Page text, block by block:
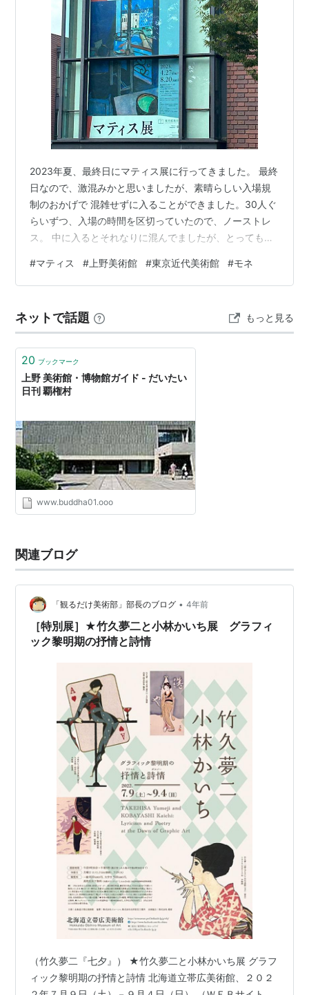
2023年夏、最終日にマティス展に行ってきました。 最終
日なので、激混みかと思いましたが、素晴らしい入場規
制のおかげで 混雑せずに入ることができました。30人ぐ
らいずつ、入場の時間を区切っていたので、ノーストレ
ス。 中に入るとそれなりに混んでましたが、とっても楽
ほとんどの展示が写真撮影オッケーでした！ オッケーな
フロアとNGのフロアがくっきり分かれていましたが、撮
ケーの標識がさりげないので、撮影してもいいフロアな
のかわからず、ドキドキしました。でも日本人特有の空
気を読む力で、各々が周りのひ…
#マティス # 上野美術館 #東京近代美術館 #モネ
ネットで話題 もっと見る
20 ブックマーク
上野 美術館・博物館ガイド - だいたい
日刊 覇権村
www.buddha01.ooo
関連ブログ
「観るだけ美術部」部長のブログ • 4年前
［特別展］★竹久夢二と小林かいち展 グラフィ
ック黎明期の抒情と詩情
（竹久夢二『七夕』） ★竹久夢二と小林かいち展 グラフ
ィック黎明期の抒情と詩情 北海道立帯広美術館、２０２